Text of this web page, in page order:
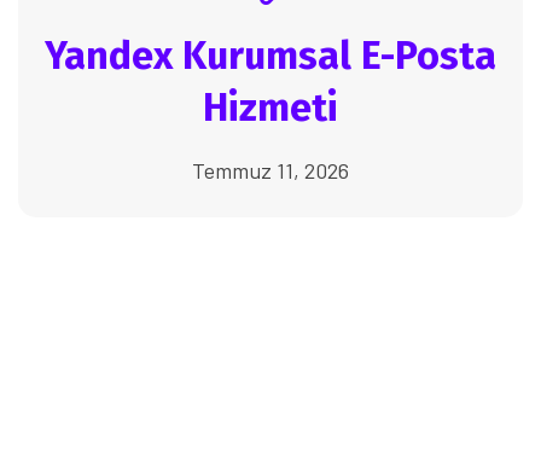
Yandex Kurumsal E-Posta
Hizmeti
Temmuz 11, 2026